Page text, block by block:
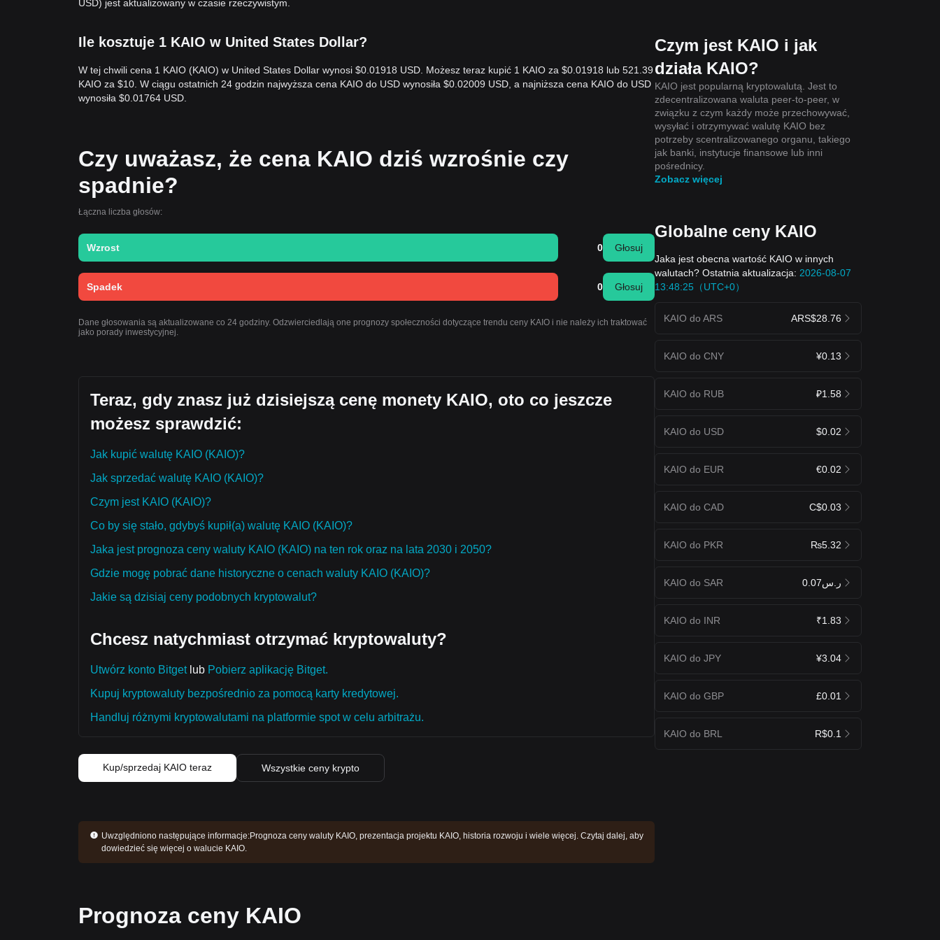
USD) jest aktualizowany w czasie rzeczywistym.
Ile kosztuje 1 KAIO w United States Dollar?
W tej chwili cena 1 KAIO (KAIO) w United States Dollar wynosi $0.01918 USD. Możesz teraz kupić 1 KAIO za $0.01918 lub 521.39
KAIO za $10. W ciągu ostatnich 24 godzin najwyższa cena KAIO do USD wynosiła $0.02009 USD, a najniższa cena KAIO do USD
wynosiła $0.01764 USD.
Czy uważasz, że cena KAIO dziś wzrośnie czy
spadnie?
Łączna liczba głosów:
Wzrost 0 Głosuj
Spadek 0 Głosuj
Dane głosowania są aktualizowane co 24 godziny. Odzwierciedlają one prognozy społeczności dotyczące trendu ceny KAIO i nie należy ich traktować
jako porady inwestycyjnej.
Teraz, gdy znasz już dzisiejszą cenę monety KAIO, oto co jeszcze
możesz sprawdzić:
Jak kupić walutę KAIO (KAIO)?
Jak sprzedać walutę KAIO (KAIO)?
Czym jest KAIO (KAIO)?
Co by się stało, gdybyś kupił(a) walutę KAIO (KAIO)?
Jaka jest prognoza ceny waluty KAIO (KAIO) na ten rok oraz na lata 2030 i 2050?
Gdzie mogę pobrać dane historyczne o cenach waluty KAIO (KAIO)?
Jakie są dzisiaj ceny podobnych kryptowalut?
Chcesz natychmiast otrzymać kryptowaluty?
Utwórz konto Bitgetlub Pobierz aplikację Bitget.
Kupuj kryptowaluty bezpośrednio za pomocą karty kredytowej.
Handluj różnymi kryptowalutami na platformie spot w celu arbitrażu.
Kup/sprzedaj KAIO teraz Wszystkie ceny krypto
Uwzględniono następujące informacje:Prognoza ceny waluty KAIO, prezentacja projektu KAIO, historia rozwoju i wiele więcej. Czytaj dalej, aby
dowiedzieć się więcej o walucie KAIO.
Prognoza ceny KAIO
Czym jest KAIO i jak
działa KAIO?
KAIO jest popularną kryptowalutą. Jest to
zdecentralizowana waluta peer-to-peer, w
związku z czym każdy może przechowywać,
wysyłać i otrzymywać walutę KAIO bez
potrzeby scentralizowanego organu, takiego
jak banki, instytucje finansowe lub inni
pośrednicy.
Zobacz więcej
Globalne ceny KAIO
Jaka jest obecna wartość KAIO w innych
walutach? Ostatnia aktualizacja: 2026-08-07
13:48:25（UTC+0）
KAIO do ARS ARS$28.76
KAIO do CNY ¥0.13
KAIO do RUB ₽1.58
KAIO do USD $0.02
KAIO do EUR €0.02
KAIO do CAD C$0.03
KAIO do PKR ₨5.32
KAIO do SAR ر.س0.07
KAIO do INR ₹1.83
KAIO do JPY ¥3.04
KAIO do GBP £0.01
KAIO do BRL R$0.1